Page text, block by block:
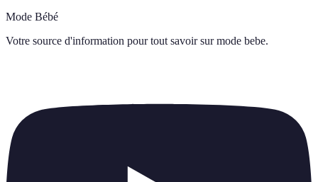
Mode Bébé
Votre source d'information pour tout savoir sur mode bebe.